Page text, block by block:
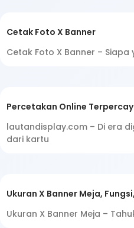
Cetak Foto X Banner
Cetak Foto X Banner –
Percetakan Online
lautandisplay.com – Di era
dari kartu
Ukuran X Banner Meja,
Ukuran X Banner Meja –